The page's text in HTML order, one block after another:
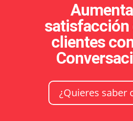
satisfacción
clientes
¿Quieres saber